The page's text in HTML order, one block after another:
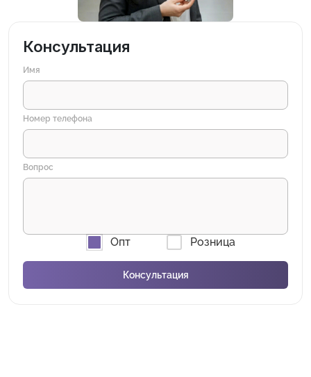
Консультация
Имя
Номер телефона
Вопрос
Опт Розница